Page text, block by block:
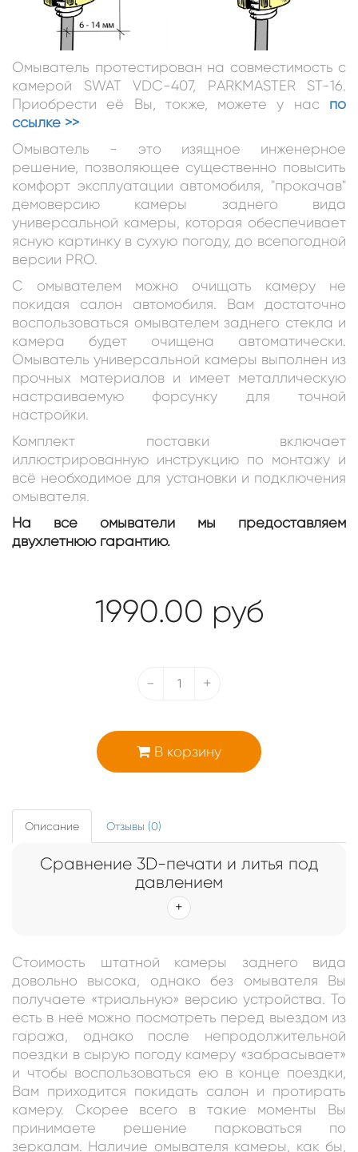
Омыватель протестирован на совместимость с
камерой SWAT VDC-407, РARKMASTER ST-16.
Приобрести её Вы, токже, можете у нас по
ссылке >>
Омыватель - это изящное инженерное
решение, позволяющее существенно повысить
комфорт эксплуатации автомобиля, "прокачав"
демоверсию камеры заднего вида
универсальной камеры, которая обеспечивает
ясную картинку в сухую погоду, до всепогодной
версии PRO.
С омывателем можно очищать камеру не
покидая салон автомобиля. Вам достаточно
воспользоваться омывателем заднего стекла и
камера будет очищена автоматически.
Омыватель универсальной камеры выполнен из
прочных материалов и имеет металлическую
настраиваемую форсунку для точной
настройки.
Комплект поставки включает
иллюстрированную инструкцию по монтажу и
всё необходимое для установки и подключения
омывателя.
На все омыватели мы предоставляем
двухлетнюю гарантию.
1990.00 руб
- +
В корзину
Описание Отзывы (0)
Сравнение 3D-печати и литья под
давлением
Стоимость штатной камеры заднего вида
довольно высока, однако без омывателя Вы
получаете «триальную» версию устройства. То
есть в неё можно посмотреть перед выездом из
гаража, однако после непродолжительной
поездки в сырую погоду камеру «забрасывает»
и чтобы воспользоваться ею в конце поездки,
Вам приходится покидать салон и протирать
камеру. Скорее всего в такие моменты Вы
принимаете решение парковаться по
зеркалам. Наличие омывателя камеры, как бы,